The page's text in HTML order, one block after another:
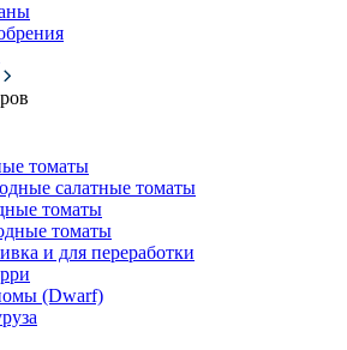
томаты
салатные томаты
томаты
томаты
и для переработки
(Dwarf)